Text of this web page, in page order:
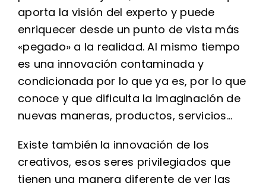
aporta la visión del experto y puede
enriquecer desde un punto de vista más
«pegado» a la realidad. Al mismo tiempo
es una innovación contaminada y
condicionada por lo que ya es, por lo que
conoce y que dificulta la imaginación de
nuevas maneras, productos, servicios…
Existe también la innovación de los
creativos, esos seres privilegiados que
tienen una manera diferente de ver las